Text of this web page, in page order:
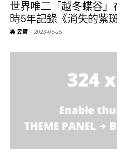
世界唯二「越冬蝶谷
時5年記錄《消失的紫斑
吳 昱賢 - 2023-05-25